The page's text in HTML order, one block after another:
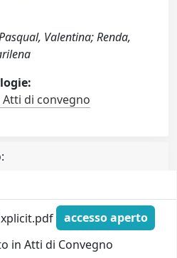
Valentina; Renda,
di convegno
accesso aperto
in Atti di Convegno